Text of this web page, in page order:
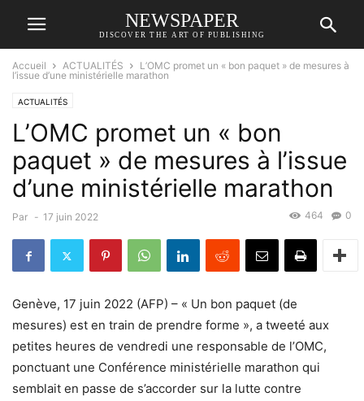
NEWSPAPER
DISCOVER THE ART OF PUBLISHING
Accueil ACTUALITÉS
L’OMC promet un « bon paquet » de mesures à
l’issue d’une ministérielle marathon
ACTUALITÉS
L’OMC promet un « bon
paquet » de mesures à l’issue
d’une ministérielle marathon
Par - 17 juin 2022 0
464
Genève, 17 juin 2022 (AFP) – « Un bon paquet (de
mesures) est en train de prendre forme », a tweeté aux
petites heures de vendredi une responsable de l’OMC,
ponctuant une Conférence ministérielle marathon qui
semblait en passe de s’accorder sur la lutte contre